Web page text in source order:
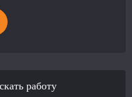
работу